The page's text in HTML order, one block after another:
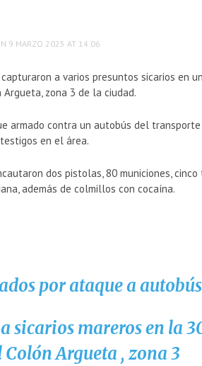
9 MARZO 2025 AT 14:06
a varios presuntos sicarios en
zona 3 de la ciudad.
armado contra un autobús del transporte
en el área.
dos pistolas, 80 municiones,
además de colmillos con cocaína.
por ataque a autobús
sicarios mareros en la
Argueta , zona 3